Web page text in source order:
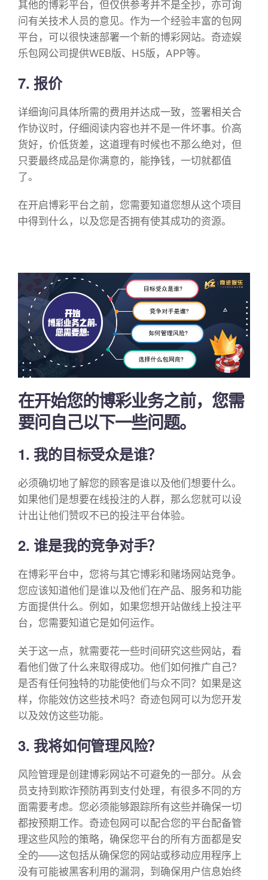
其他的博彩平台，但仅供参考并不是全抄，亦可询
问有关技术人员的意见。作为一个经验丰富的包网
平台，可以很快速部署一个新的博彩网站。奇迹娱
乐包网公司提供WEB版、H5版，APP等。
7. 报价
详细询问具体所需的费用并达成一致，签署相关合
作协议时，仔细阅读内容也并不是一件坏事。价高
货好，价低货差，这道理有时候也不那么绝对，但
只要最终成品是你满意的，能挣钱，一切就都值
了。
在开启博彩平台之前，您需要知道您想从这个项目
中得到什么，以及您是否拥有使其成功的资源。
在开始您的博彩业务之前，您需
要问自己以下一些问题。
1. 我的目标受众是谁？
必须确切地了解您的顾客是谁以及他们想要什么。
如果他们是想要在线投注的人群，那么您就可以设
计出让他们赞叹不已的投注平台体验。
2. 谁是我的竞争对手？
在博彩平台中，您将与其它博彩和赌场网站竞争。
您应该知道他们是谁以及他们在产品、服务和功能
方面提供什么。例如，如果您想开站做线上投注平
台，您需要知道它是如何运作。
关于这一点，就需要花一些时间研究这些网站，看
看他们做了什么来取得成功。他们如何推广自己？
是否有任何独特的功能使他们与众不同？如果是这
样，你能效仿这些技术吗？奇迹包网可以为您开发
以及效仿这些功能。
3. 我将如何管理风险？
风险管理是创建博彩网站不可避免的一部分。从会
员支持到欺诈预防再到支付处理，有很多不同的方
面需要考虑。您必须能够跟踪所有这些并确保一切
都按预期工作。奇迹包网可以配合您的平台配备管
理这些风险的策略，确保您平台的所有方面都是安
全的——这包括从确保您的网站或移动应用程序上
没有可能被黑客利用的漏洞，到确保用户信息始终